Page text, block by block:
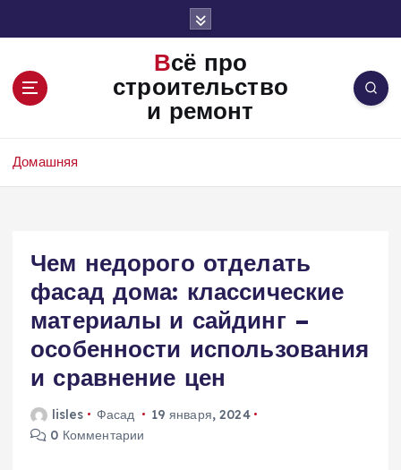
Всё про
строительство
и ремонт
Домашняя
Чем недорого отделать
фасад дома: классические
материалы и сайдинг –
особенности использования
и сравнение цен
lisles Фасад
19 января, 2024
0 Комментарии